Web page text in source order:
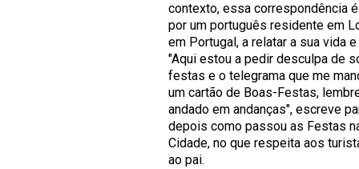
contexto, essa correspondência
por um português residente em
em Portugal, a relatar a sua vida
"Aqui estou a pedir desculpa de
festas e o telegrama que me
um cartão de Boas-Festas,
andado em andanças", escreve
depois como passou as Festas
Cidade, no que respeita aos
ao pai.